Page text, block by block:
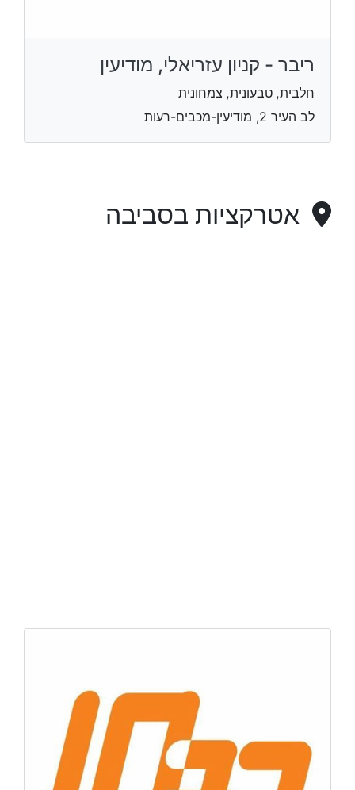
ריבר - קניון עזריאלי, מודיעין
חלבית, טבעונית, צמחונית
לב העיר 2, מודיעין-מכבים-רעות
אטרקציות בסביבה